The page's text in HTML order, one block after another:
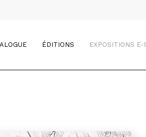
ÉDITIONS EXPOSITIONS E-